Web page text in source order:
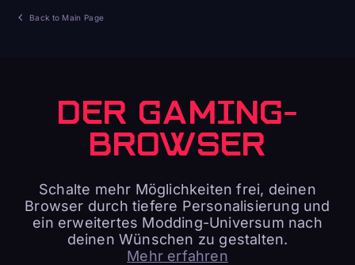
Back to Main Page
DER GAMING-
BROWSER
Schalte mehr Möglichkeiten frei, deinen
Browser durch tiefere Personalisierung und
ein erweitertes Modding-Universum nach
deinen Wünschen zu gestalten.
Mehr erfahren